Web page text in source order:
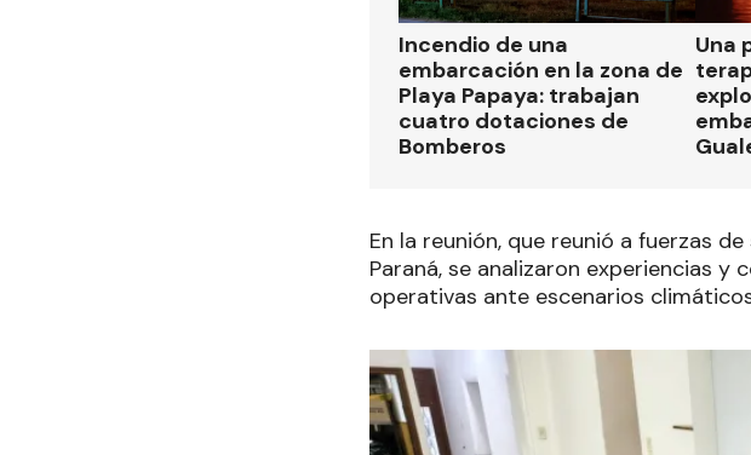
Incendio de una
embarcación en la zona de
Playa Papaya: trabajan
cuatro dotaciones de
Bomberos
Una
En la reunión, que reunió a fuerzas
Paraná, se analizaron experiencias
operativas ante escenarios